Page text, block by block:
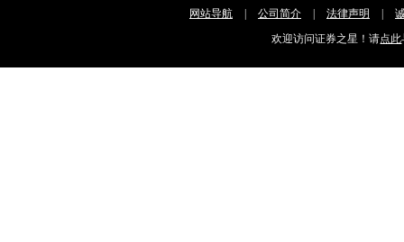
网站导航 公司简介 法律声明
欢迎访问证券之星！请点此